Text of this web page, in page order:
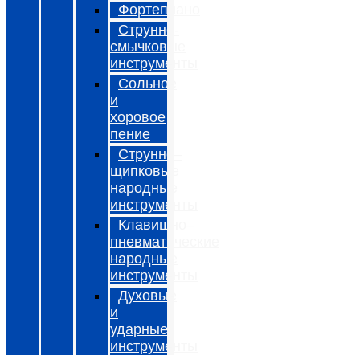
Фортепиано
Струнно-
смычковые
инструменты
Сольное
и
хоровое
пение
Струнно–
щипковые
народные
инструменты
Клавишно–
пневматические
народные
инструменты
Духовые
и
ударные
инструменты